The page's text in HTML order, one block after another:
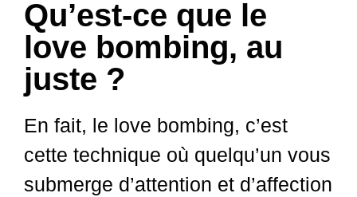
Qu’est-ce que le
love bombing, au
juste ?
En fait, le love bombing, c’est
cette technique où quelqu’un vous
submerge d’attention et d’affection